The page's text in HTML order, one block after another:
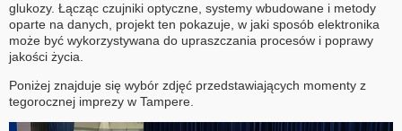
glukozy. Łącząc czujniki optyczne, systemy wbudowane i metody
oparte na danych, projekt ten pokazuje, w jaki sposób elektronika
może być wykorzystywana do upraszczania procesów i poprawy
jakości życia.
Poniżej znajduje się wybór zdjęć przedstawiających momenty z
tegorocznej imprezy w Tampere.